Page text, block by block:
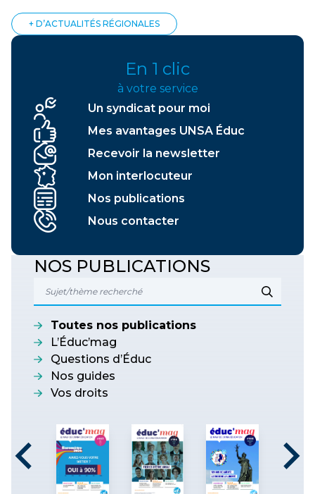
+ D’ACTUALITÉS RÉGIONALES
En 1 clic
à votre service
Un syndicat pour moi
Mes avantages UNSA Éduc
Recevoir la newsletter
Mon interlocuteur
Nos publications
Nous contacter
NOS PUBLICATIONS
Toutes nos publications
L’Éduc’mag
Questions d’Éduc
Nos guides
Vos droits